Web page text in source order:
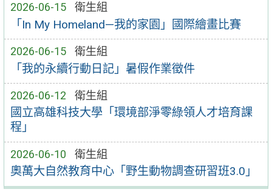
2026-06-15 衛生組
「In My Homeland—我的家園」國際繪畫比賽
2026-06-15 衛生組
「我的永續行動日記」暑假作業徵件
2026-06-12 衛生組
國立高雄科技大學「環境部淨零綠領人才培育課
程」
2026-06-10 衛生組
奧萬大自然教育中心「野生動物調查研習班3.0」